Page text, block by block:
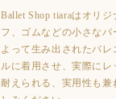
Ballet Shop tiaraはオリ
フ、ゴムなどの小さな
よって生み出されたバ
ルに着用させ、実際に
耐えられる、実用性も